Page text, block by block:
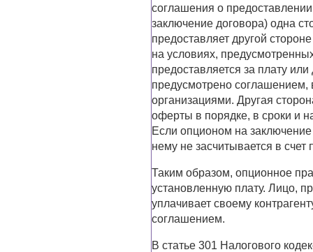
соглашения о
заключение договора) одна
предоставляет другой
на условиях,
предоставляется за плату
предусмотрено
организациями. Другая
оферты в порядке, в сроки и
Если опционом на
нему не засчитывается в
Таким образом, опционное
установленную плату. Лицо,
уплачивает своему
соглашением.
В статье 301 Налогового